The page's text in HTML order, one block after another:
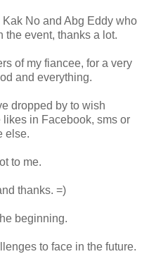
No and Abg Eddy who
the event, thanks a lot.
of my fiancee, for a very
and everything.
dropped by to wish
in Facebook, sms or
else.
to me.
thanks. =)
beginning.
to face in the future.